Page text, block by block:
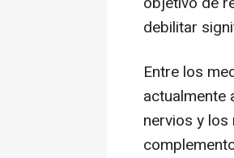
debilitar
Entre los
nervios y